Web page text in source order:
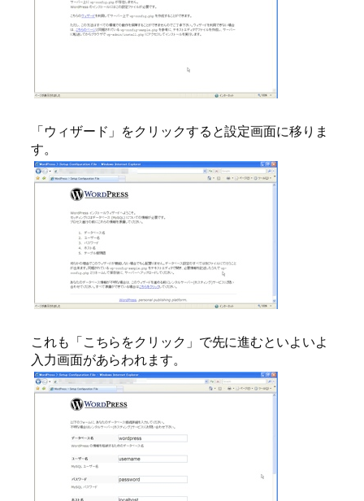
「ウィザード」をクリックすると設定画面に移りま
す。
これも「こちらをクリック」で先に進むといよいよ
入力画面があらわれます。